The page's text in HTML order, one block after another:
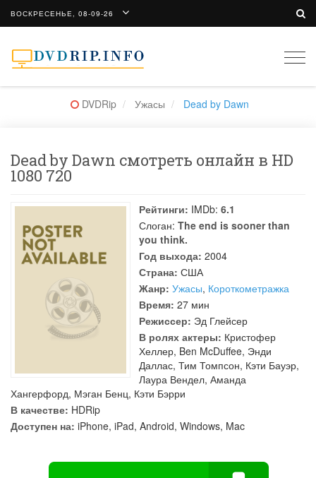
ВОСКРЕСЕНЬЕ, 08-09-26
DVDRip Ужасы Dead by Dawn
Dead by Dawn смотреть онлайн в HD
1080 720
Рейтинги: IMDb: 6.1
Слоган: The end is sooner than
you think.
Год выхода: 2004
Страна: США
Жанр: Ужасы, Короткометражка
Время: 27 мин
Режиссер: Эд Глейсер
В ролях актеры: Кристофер
Хеллер, Ben McDuffee, Энди
Даллас, Тим Томпсон, Кэти Бауэр,
Лаура Вендел, Аманда
Хангерфорд, Мэган Бенц, Кэти Бэрри
В качестве: HDRip
Доступен на: iPhone, iPad, Android, Windows, Mac